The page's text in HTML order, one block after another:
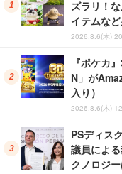
ズラリ！
イテムな
2026.8.6(木)
『ポケカ
N」が
入り）
2026.8.6(木)
PSディス
議員によ
クノロジ